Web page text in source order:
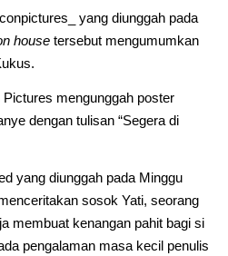
yang diunggah pada
house tersebut mengumumkan
mengunggah poster
dengan tulisan “Segera di
yang diunggah pada Minggu
sosok Yati, seorang
membuat kenangan pahit bagi si
pengalaman masa kecil penulis